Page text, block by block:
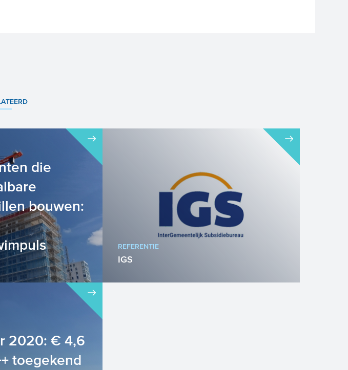
die
bouwen:
zal de derde
gemeente kan
REFERENTIE
IGS
2020: € 4,6
toegekend